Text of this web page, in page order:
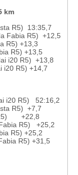
km
R5) 13:35,7
Fabia R5) +12,5
R5) +13,3
R5) +13,5
i20 R5) +13,8
i20 R5) +14,7
i20 R5) 52:16,2
R5) +7,7
R5) +22,8
R5) +25,2
R5) +25,2
R5) +31,5